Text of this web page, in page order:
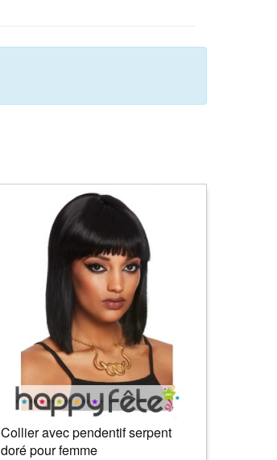
Collier avec pendentif serpent
doré pour femme